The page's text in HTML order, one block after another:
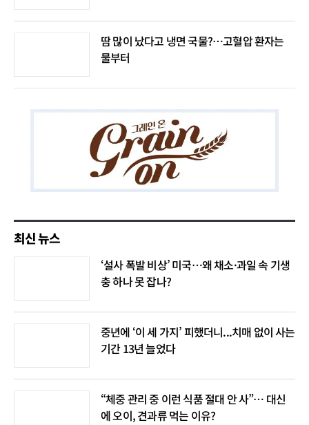
땀 많이 났다고 냉면 국물?…고혈압 환자는
물부터
최신 뉴스
‘설사 폭발 비상’ 미국…왜 채소·과일 속 기생
충 하나 못 잡나?
중년에 ‘이 세 가지’ 피했더니...치매 없이 사는
기간 13년 늘었다
“체중 관리 중 이런 식품 절대 안 사”… 대신
에 오이, 견과류 먹는 이유?